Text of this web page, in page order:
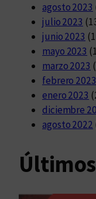
agosto 2023
julio 2023
junio 2023
mayo 2023
marzo 2023
febrero 2023
enero 2023
diciembre
agosto 2022